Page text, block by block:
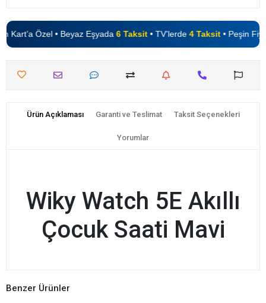
Kart’a Özel • Beyaz Eşyada6 Taksit• TV’lerde4 Taksit• Peşin
Ürün Açıklaması Garanti ve Teslimat Taksit Seçenekleri
Yorumlar
Wiky Watch 5E Akıllı
Çocuk Saati Mavi
Benzer Ürünler